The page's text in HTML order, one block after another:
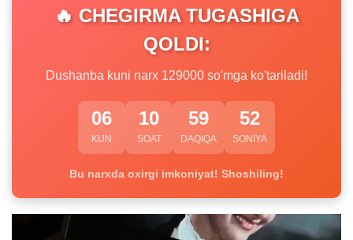
🔥 CHEGIRMA TUGASHIGA
QOLDI:
Dushanba kuni narx 129000 so'mga ko'tariladi!
06
KUN
10
SOAT
59
DAQIQA
52
SONIYA
Bu narxda oxirgi imkoniyat! Shoshiling!